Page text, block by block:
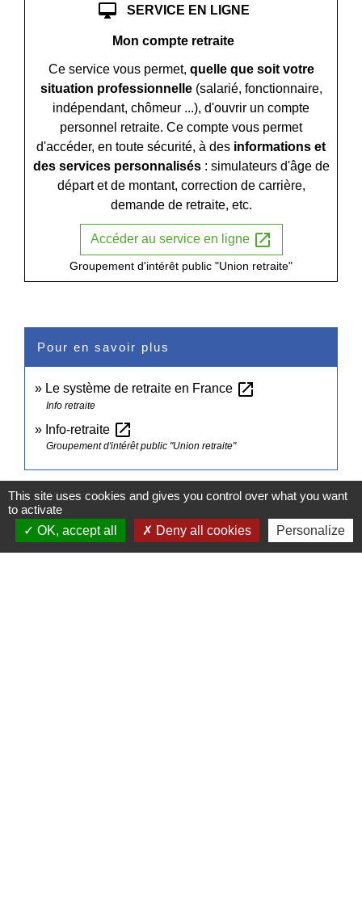
desktop_mac SERVICE EN LIGNE
Mon compte retraite
Ce service vous permet, quelle que soit votre
situation professionnelle(salarié, fonctionnaire,
indépendant, chômeur ...), d'ouvrir un compte
personnel retraite. Ce compte vous permet
d'accéder, en toute sécurité, à des informations et
des services personnalisés: simulateurs d'âge de
départ et de montant, correction de carrière,
demande de retraite, etc.
Accéder au service en ligne open_in_new
Groupement d'intérêt public "Union retraite"
Pour en savoir plus
Le système de retraite en France open_in_new
Info retraite
Info-retraite open_in_new
Groupement d'intérêt public "Union retraite"
Signaler une erreur sur cette page
This site uses cookies and gives you control over what you want
to activate
OK, accept all
Deny all cookies Personalize